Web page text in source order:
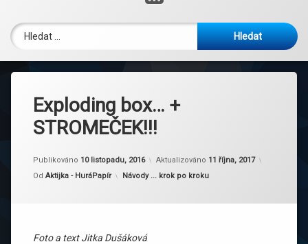
Vyhledávání
Exploding box… +
STROMEČEK!!!
Publikováno 10 listopadu, 2016 Aktualizováno 11 října, 2017
Od Aktijka - HuráPapír Kategorie:
Návody ... krok po kroku
Foto a text Jitka Dušáková